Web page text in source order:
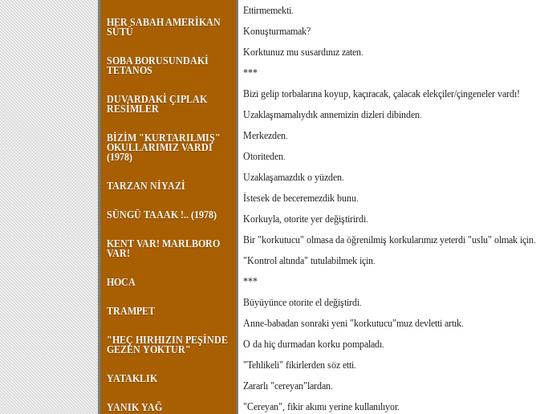
HER SABAH AMERİKAN
SÜTÜ
SOBA BORUSUNDAKİ
TETANOS
DUVARDAKİ ÇIPLAK
RESİMLER
BİZİM "KURTARILMIŞ"
OKULLARIMIZ VARDI
(1978)
TARZAN NİYAZİ
SÜNGÜ TAAAK !.. (1978)
KENT VAR! MARLBORO
VAR!
HOCA
TRAMPET
"HEÇ HIRHIZIN PEŞİNDE
GEZEN YOKTUR"
YATAKLIK
YANIK YAĞ
Ettirmemekti.
Konuşturmamak?
Korktunuz mu susardınız zaten.
***
Bizi gelip torbalarına koyup, kaçıracak, çalacak elekçiler/çingeneler vardı!
Uzaklaşmamalıydık annemizin dizleri dibinden.
Merkezden.
Otoriteden.
Uzaklaşamazdık o yüzden.
İstesek de beceremezdik bunu.
Korkuyla, otorite yer değiştirirdi.
Bir "korkutucu" olmasa da öğrenilmiş korkularımız yeterdi "uslu" olmak için.
"Kontrol altında" tutulabilmek için.
***
Büyüyünce otorite el değiştirdi.
Anne-babadan sonraki yeni "korkutucu"muz devletti artık.
O da hiç durmadan korku pompaladı.
"Tehlikeli" fikirlerden söz etti.
Zararlı "cereyan"lardan.
"Cereyan", fikir akımı yerine kullanılıyor.